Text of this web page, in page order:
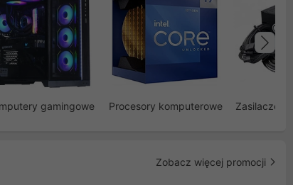
gamingowe Procesory komputerowe Zasilacze
Zobacz więcej promocji